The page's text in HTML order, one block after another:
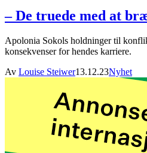
– De truede med at
Apolonia Sokols holdninger til
konsekvenser for hendes karriere.
Av Louise Steiwer13.12.23Nyhet